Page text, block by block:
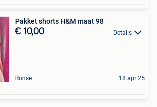
Pakket shorts H&M maat 98
€ 10,00 Details
Ronse 18 apr 25